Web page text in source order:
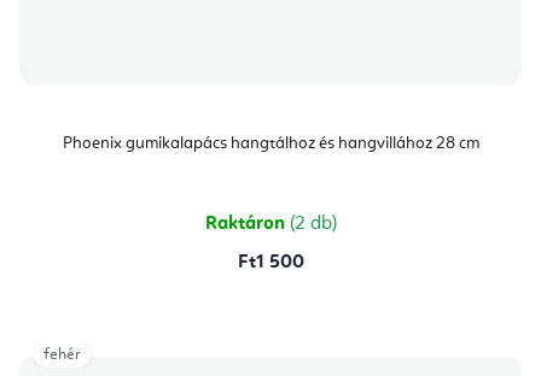
Phoenix gumikalapács hangtálhoz és hangvillához 28 cm
Raktáron (2 db)
Ft1 500
fehér